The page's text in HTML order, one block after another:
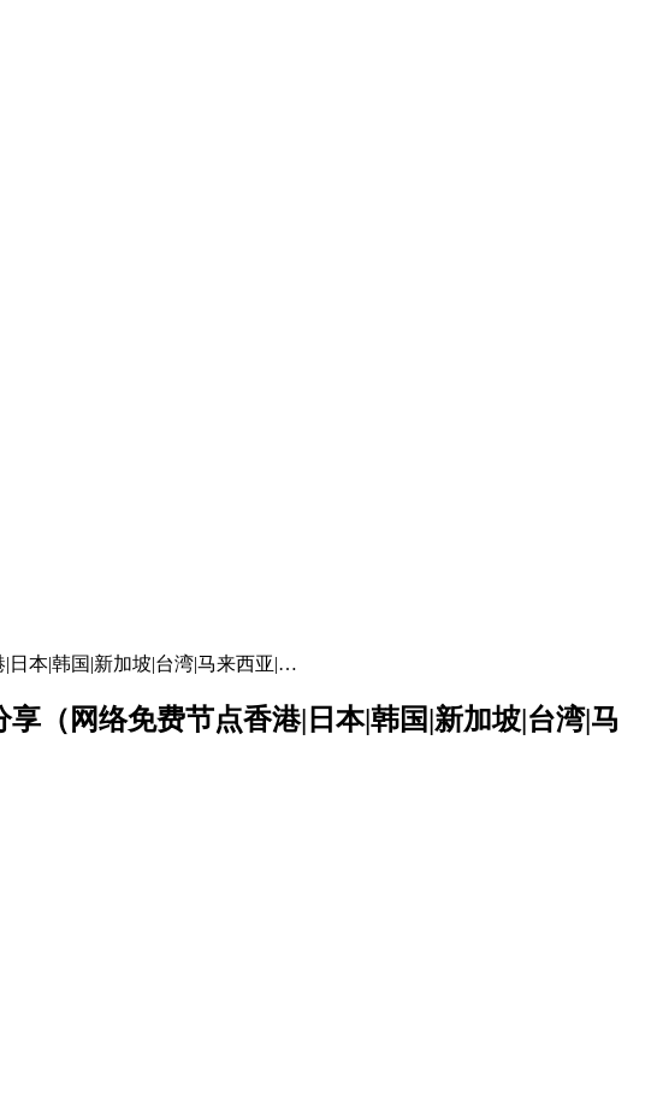
日本|韩国|新加坡|台湾|马来西亚|…
（网络免费节点香港|日本|韩国|新加坡|台湾|马